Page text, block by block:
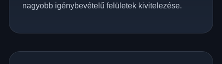
nagyobb igénybevételű felületek kivitelezése.